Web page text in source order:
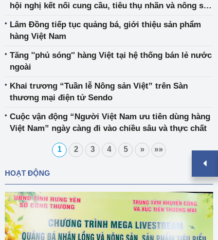
hội nghị kết nối cung cầu, tiêu thụ nhãn và nông sản
Lâm Đồng tiếp tục quảng bá, giới thiệu sản phẩm
hàng Việt Nam
Tăng ''phủ sóng'' hàng Việt tại hệ thống bán lẻ nước
ngoài
Khai trương “Tuần lễ Nông sản Việt” trên Sàn
thương mại điện tử Sendo
Cuộc vận động “Người Việt Nam ưu tiên dùng hàng
Việt Nam” ngày càng đi vào chiều sâu và thực chất
1 2 3 4 5 » »»
HOẠT ĐỘNG